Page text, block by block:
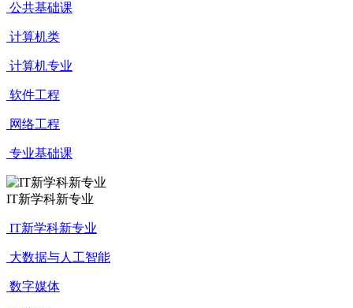
公共基础课
计算机类
计算机专业
软件工程
网络工程
专业基础课
IT新学科新专业
IT新学科新专业
大数据与人工智能
数字媒体